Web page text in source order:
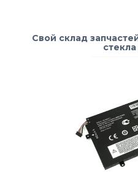
Свой склад